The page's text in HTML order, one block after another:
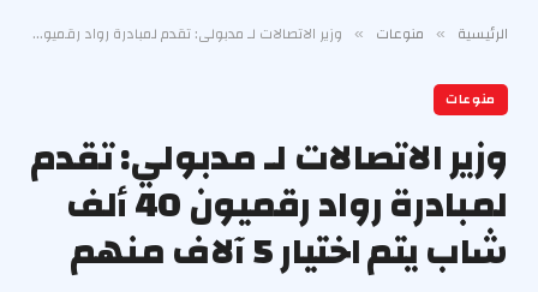
الرئيسية » منوعات » وزير الاتصالات لـ مدبولي: تقدم لمبادرة رواد رقميون 40 ألف شاب يتم اختيار 5 آلاف منهم
منوعات
وزير الاتصالات لـ مدبولي: تقدم
لمبادرة رواد رقميون 40 ألف
شاب يتم اختيار 5 آلاف منهم